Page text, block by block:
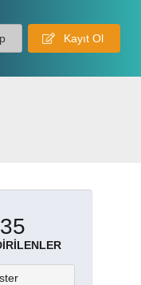
Kayıt Ol
35